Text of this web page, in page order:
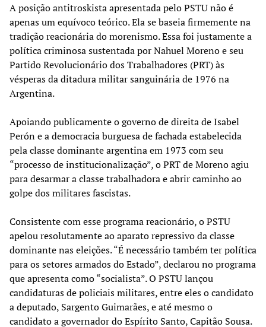
A posição antitroskista apresentada pelo PSTU não é
apenas um equívoco teórico. Ela se baseia firmemente na
tradição reacionária do morenismo. Essa foi justamente a
política criminosa sustentada por Nahuel Moreno e seu
Partido Revolucionário dos Trabalhadores (PRT) às
vésperas da ditadura militar sanguinária de 1976 na
Argentina.
Apoiando publicamente o governo de direita de Isabel
Perón e a democracia burguesa de fachada estabelecida
pela classe dominante argentina em 1973 com seu
“processo de institucionalização”, o PRT de Moreno agiu
para desarmar a classe trabalhadora e abrir caminho ao
golpe dos militares fascistas.
Consistente com esse programa reacionário, o PSTU
apelou resolutamente ao aparato repressivo da classe
dominante nas eleições. “É necessário também ter política
para os setores armados do Estado”, declarou no programa
que apresenta como “socialista”. O PSTU lançou
candidaturas de policiais militares, entre eles o candidato
a deputado, Sargento Guimarães, e até mesmo o
candidato a governador do Espírito Santo, Capitão Sousa.